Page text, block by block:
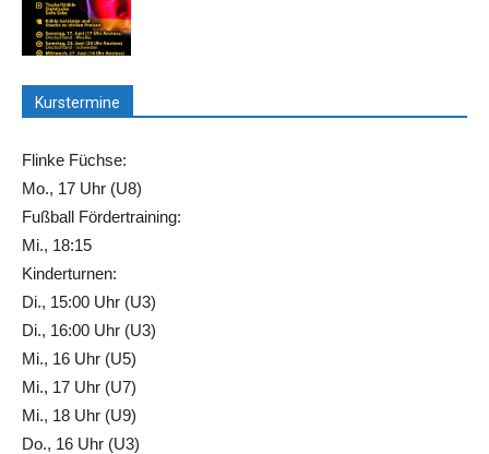
Kurstermine
Flinke Füchse:
Mo., 17 Uhr (U8)
Fußball Fördertraining:
Mi., 18:15
Kinderturnen:
Di., 15:00 Uhr (U3)
Di., 16:00 Uhr (U3)
Mi., 16 Uhr (U5)
Mi., 17 Uhr (U7)
Mi., 18 Uhr (U9)
Do., 16 Uhr (U3)